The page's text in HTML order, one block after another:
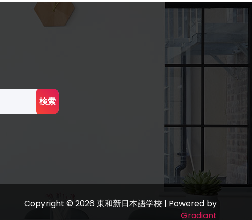
Copyright © 2026 東和新日本語学校 | Powered by
Gradiant